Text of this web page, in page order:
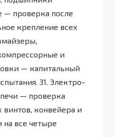
— проверка после
крепление всех
и
— капитальный
31. Электро-
— проверка
конвейера и
на все четыре